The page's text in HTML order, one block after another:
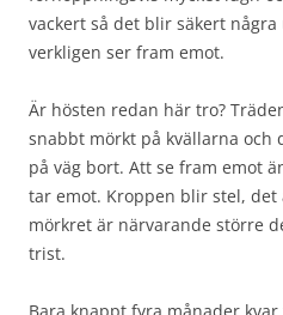
vackert så det blir säkert
verkligen ser fram emot.
Är hösten redan här tro?
snabbt mörkt på kvällarna och
på väg bort. Att se fram emot
tar emot. Kroppen blir stel,
mörkret är närvarande större
trist.